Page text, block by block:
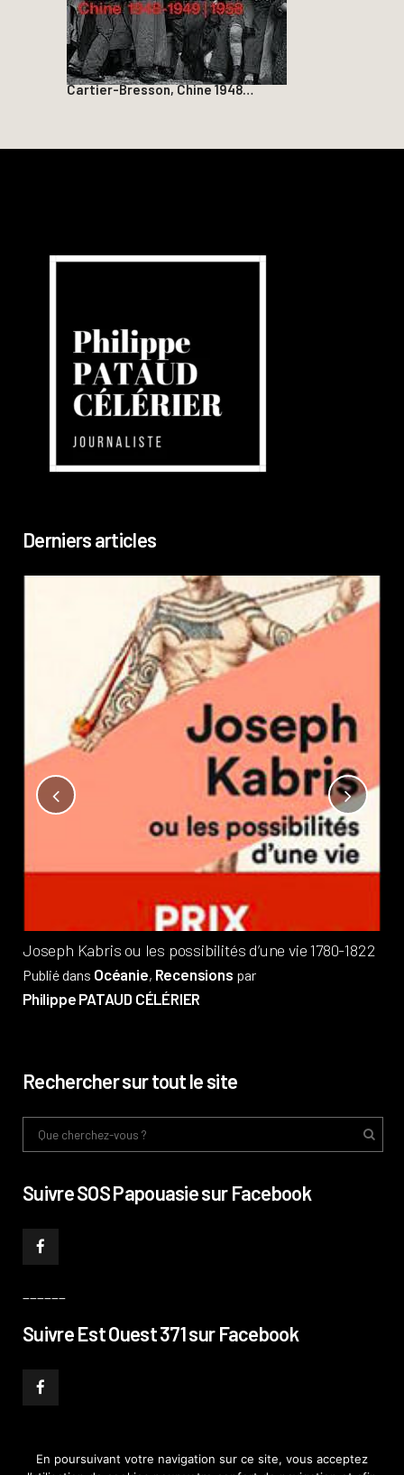
Cartier-Bresson, Chine 1948…
Derniers articles
Joseph Kabris ou les possibilités d’une vie 1780-1822
Publié dans Océanie, Recensions par
Philippe PATAUD CÉLÉRIER
Rechercher sur tout le site
Suivre SOS Papouasie sur Facebook
Suivre Est Ouest 371 sur Facebook
En poursuivant votre navigation sur ce site, vous acceptez